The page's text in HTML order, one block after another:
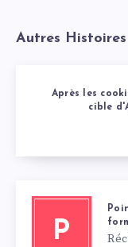
Autres Histoires
Après les
cible
P